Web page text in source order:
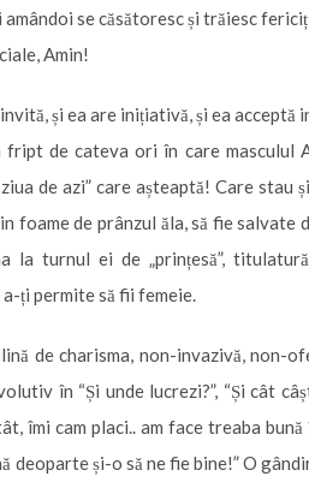
amândoi se căsătoresc și trăiesc
Amin!
și ea are inițiativă, și ea
fript de cateva ori în care
de azi” care așteaptă! Care stau
foame de prânzul ăla, să fie
la turnul ei de „prințesă”,
ți permite să fii femeie.
de charisma, non-invazivă, non-
în “Și unde lucrezi?”, “Și cât
îmi cam placi.. am face treaba bună
deoparte și-o să ne fie bine!” O